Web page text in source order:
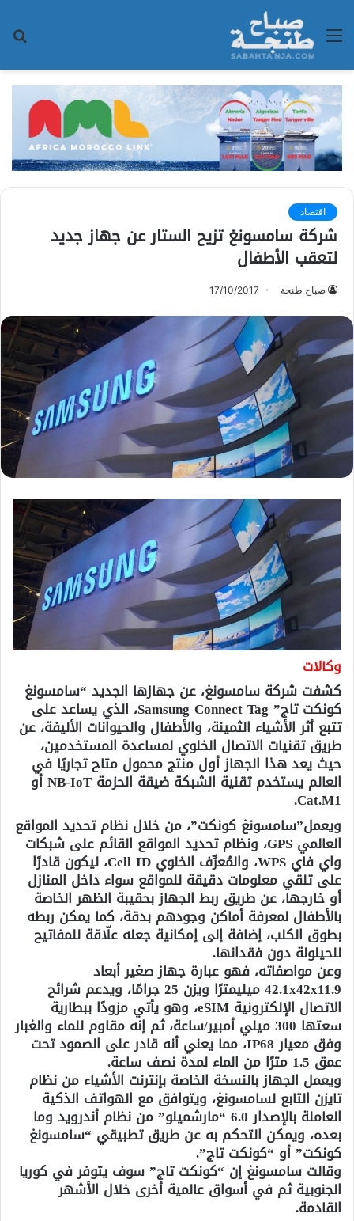
القائمة
اقتصاد
شركة سامسونغ تزيح الستار عن جهاز جديد
لتعقب الأطفال
صباح طنجة 17/10/2017
وكالات
كشفت شركة سامسونغ، عن جهازها الجديد “سامسونغ
كونكت تاج” Samsung Connect Tag، الذي يساعد على
تتبع أثر الأشياء الثمينة، والأطفال والحيوانات الأليفة، عن
طريق تقنيات الاتصال الخلوي لمساعدة المستخدمين،
حيث يعد هذا الجهاز أول منتج محمول متاح تجاريًا في
العالم يستخدم تقنية الشبكة ضيقة الحزمة NB-IoT أو
Cat.M1.
ويعمل”سامسونغ كونكت”، من خلال نظام تحديد المواقع
العالمي GPS، ونظام تحديد المواقع القائم على شبكات
واي فاي WPS، والمُعرِّف الخلوي Cell ID، ليكون قادرًا
على تلقي معلومات دقيقة للمواقع سواء داخل المنازل
أو خارجها، عن طريق ربط الجهاز بحقيبة الظهر الخاصة
بالأطفال لمعرفة أماكن وجودهم بدقة، كما يمكن ربطه
بطوق الكلب، إضافة إلى إمكانية جعله علّاقة للمفاتيح
للحيلولة دون فقدانها.
وعن مواصفاته، فهو عبارة جهاز صغير أبعاد
42.1x42x11.9 ميليمترًا ويزن 25 جرامًا، ويدعم شرائح
الاتصال الإلكترونية eSIM، وهو يأتي مزودًا ببطارية
سعتها 300 ميلي أمبير/ساعة، ثم إنه مقاوم للماء والغبار
وفق معيار IP68، مما يعني أنه قادر على الصمود تحت
عمق 1.5 مترًا من الماء لمدة نصف ساعة.
ويعمل الجهاز بالنسخة الخاصة بإنترنت الأشياء من نظام
تايزن التابع لسامسونغ، ويتوافق مع الهواتف الذكية
العاملة بالإصدار 6.0 “مارشميلو” من نظام أندرويد وما
بعده، ويمكن التحكم به عن طريق تطبيقي “سامسونغ
كونكت” أو “كونكت تاج”.
وقالت سامسونغ إن “كونكت تاج” سوف يتوفر في كوريا
الجنوبية ثم في أسواق عالمية أخرى خلال الأشهر
القادمة.